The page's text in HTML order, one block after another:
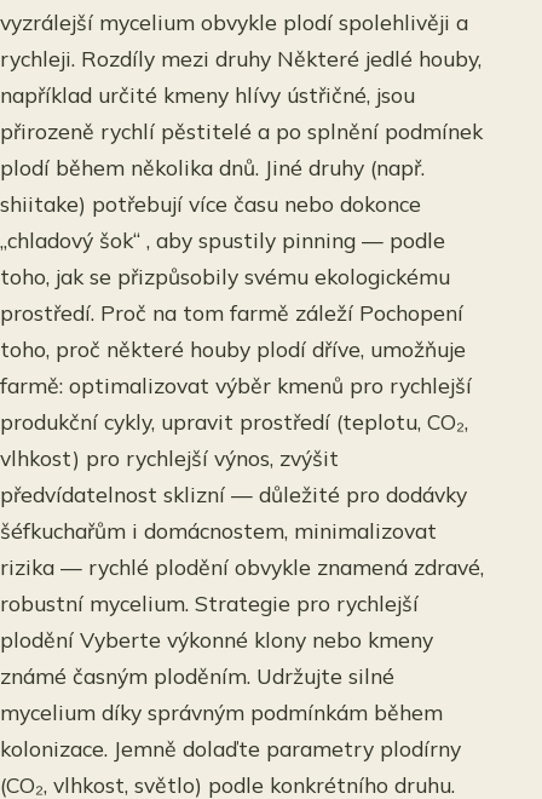
vyzrálejší mycelium obvykle plodí spolehlivěji a
rychleji. Rozdíly mezi druhy Některé jedlé houby,
například určité kmeny hlívy ústřičné, jsou
přirozeně rychlí pěstitelé a po splnění podmínek
plodí během několika dnů. Jiné druhy (např.
shiitake) potřebují více času nebo dokonce
„chladový šok“ , aby spustily pinning — podle
toho, jak se přizpůsobily svému ekologickému
prostředí. Proč na tom farmě záleží Pochopení
toho, proč některé houby plodí dříve, umožňuje
farmě: optimalizovat výběr kmenů pro rychlejší
produkční cykly, upravit prostředí (teplotu, CO₂,
vlhkost) pro rychlejší výnos, zvýšit
předvídatelnost sklizní — důležité pro dodávky
šéfkuchařům i domácnostem, minimalizovat
rizika — rychlé plodění obvykle znamená zdravé,
robustní mycelium. Strategie pro rychlejší
plodění Vyberte výkonné klony nebo kmeny
známé časným ploděním. Udržujte silné
mycelium díky správným podmínkám během
kolonizace. Jemně dolaďte parametry plodírny
(CO₂, vlhkost, světlo) podle konkrétního druhu.